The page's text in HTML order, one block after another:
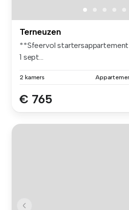
Terneuzen
**Sfeervol
1 sept...
2 kamers
€ 765